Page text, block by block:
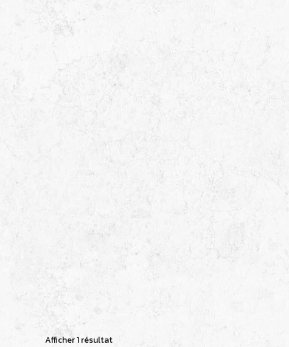
Afficher 1 résultat